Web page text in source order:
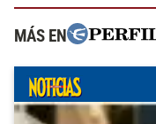
MÁS EN